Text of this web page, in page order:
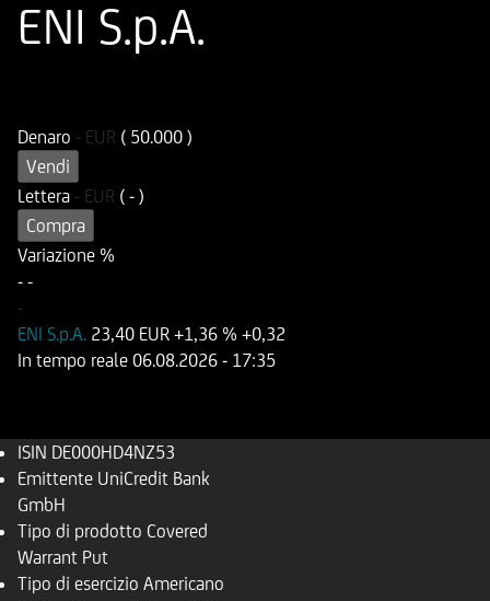
ENI S.p.A.
Denaro - EUR ( 50.000 )
Vendi
Lettera - EUR ( - )
Compra
Variazione %
- -
-
ENI S.p.A. 23,40 EUR +1,36 % +0,32
In tempo reale 06.08.2026 - 17:35
ISIN DE000HD4NZ53
Emittente UniCredit Bank
GmbH
Tipo di prodotto Covered
Warrant Put
Tipo di esercizio Americano